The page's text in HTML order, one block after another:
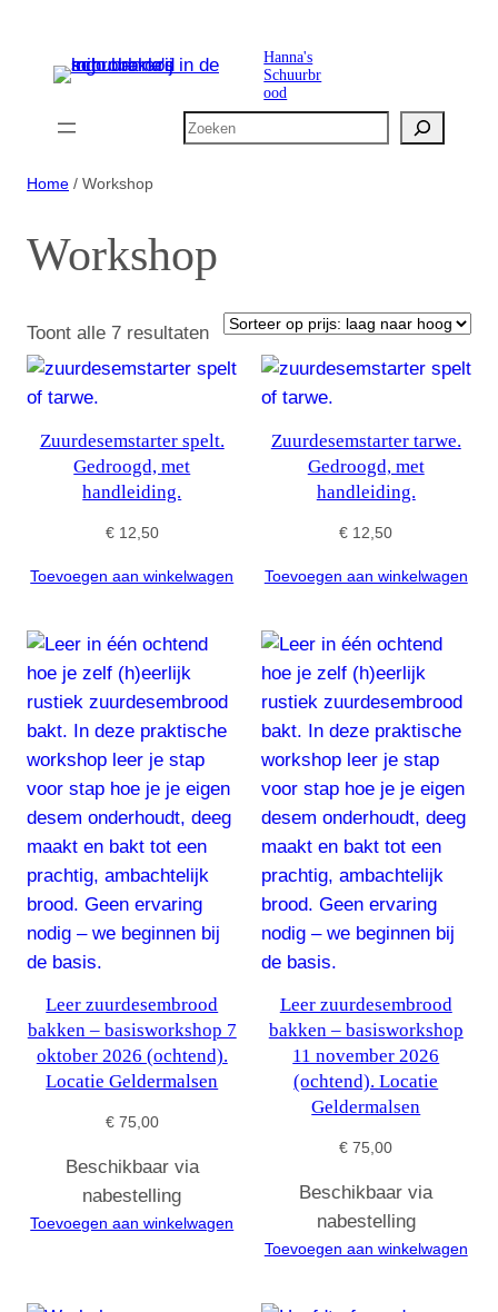
Hanna's
Schuurbr
ood
Zoeken
Home / Workshop
Workshop
Toont alle 7 resultatenGesorteerd
op
naar
Zuurdesemstarter spelt.
Gedroogd, met
handleiding.
€12,50
Toevoegen aan winkelwagen
Zuurdesemstarter tarwe.
Gedroogd, met
handleiding.
€ 12,50
Toevoegen aan winkelwagen
Leer zuurdesembrood
bakken – basisworkshop 7
oktober 2026 (ochtend).
Locatie Geldermalsen
€75,00
Beschikbaar via
nabestelling
Toevoegen aan winkelwagen
Leer zuurdesembrood
bakken – basisworkshop
11 november 2026
(ochtend). Locatie
Geldermalsen
€ 75,00
Beschikbaar via
nabestelling
Toevoegen aan winkelwagen